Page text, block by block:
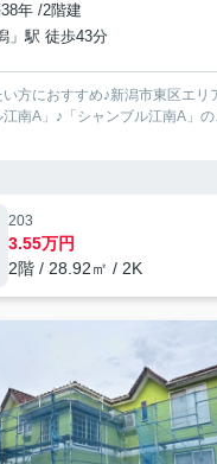
年 /2階建
」駅 徒歩43分
方におすすめ♪新潟市東区エリ
南A」♪「シャンブル江南A」
203
3.55万円
2階 / 28.92㎡ / 2K